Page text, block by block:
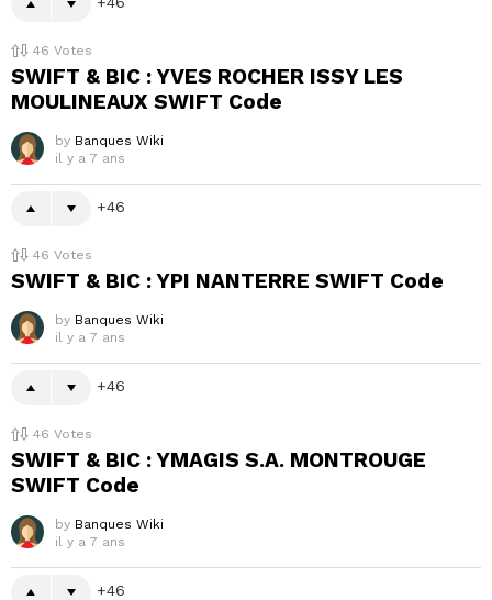
46 Votes
SWIFT & BIC : YVES ROCHER ISSY LES
MOULINEAUX SWIFT Code
by Banques Wiki
il y a 7 ans
46
46 Votes
SWIFT & BIC : YPI NANTERRE SWIFT Code
by Banques Wiki
il y a 7 ans
46
46 Votes
SWIFT & BIC : YMAGIS S.A. MONTROUGE
SWIFT Code
by Banques Wiki
il y a 7 ans
46